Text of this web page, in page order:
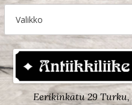
Eerikinkatu 29 Turku,